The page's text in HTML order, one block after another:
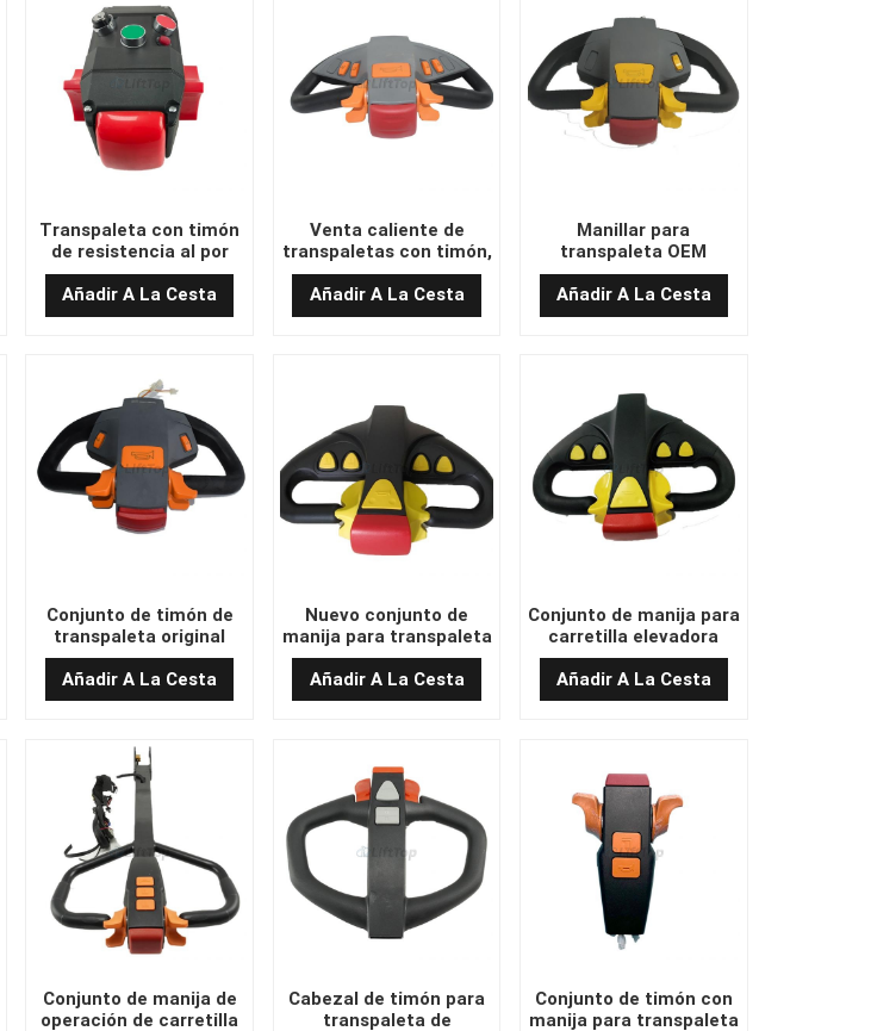
Transpaleta con timón
de resistencia al por
mayor
Añadir A La Cesta
Venta caliente de
transpaletas con timón,
fabricadas en China
TEMO-600
Añadir A La Cesta
Manillar para
transpaleta OEM
fabricado en China
TEMO-200
Añadir A La Cesta
Conjunto de timón de
transpaleta original
TEMO-200
Añadir A La Cesta
Nuevo conjunto de
manija para transpaleta
REMA fabricado en
China
Añadir A La Cesta
Conjunto de manija para
carretilla elevadora
eléctrica REMA
fabricado en China
Añadir A La Cesta
Conjunto de manija de
operación de carretilla
Cabezal de timón para
transpaleta de
Conjunto de timón con
manija para transpaleta